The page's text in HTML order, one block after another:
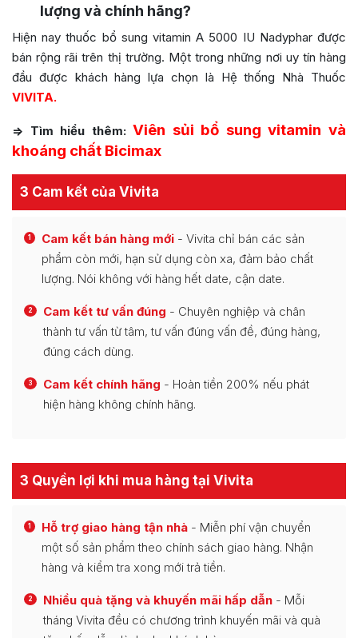
lượng và chính hãng?
Hiện nay thuốc bổ sung vitamin A 5000 IU Nadyphar được
bán rộng rãi trên thị trường. Một trong những nơi uy tín hàng
đầu được khách hàng lựa chọn là Hệ thống Nhà Thuốc
VIVITA.
=> Tìm hiểu thêm:Viên sủi bổ sung vitamin và
khoáng chất Bicimax
3 Cam kết của Vivita
1 Cam kết bán hàng mới - Vivita chỉ bán các sản
phẩm còn mới, hạn sử dụng còn xa, đảm bảo chất
lượng. Nói không với hàng hết date, cận date.
2 Cam kết tư vấn đúng - Chuyên nghiệp và chân
thành tư vấn từ tâm, tư vấn đúng vấn đề, đúng hàng,
đúng cách dùng.
3 Cam kết chính hãng - Hoàn tiền 200% nếu phát
hiện hàng không chính hãng.
3 Quyền lợi khi mua hàng tại Vivita
1 Hỗ trợ giao hàng tận nhà - Miễn phí vận chuyển
một số sản phẩm theo chính sách giao hàng. Nhận
hàng và kiểm tra xong mới trả tiền.
2 Nhiều quà tặng và khuyến mãi hấp dẫn - Mỗi
tháng Vivita đều có chương trình khuyến mãi và quà